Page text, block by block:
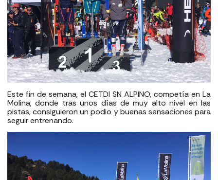
Este fin de semana, el CETDI SN ALPINO, competía en La
Molina, donde tras unos días de muy alto nivel en las
pistas, consiguieron un podio y buenas sensaciones para
seguir entrenando.